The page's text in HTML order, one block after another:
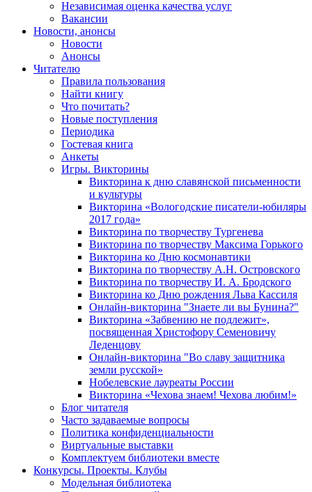
Независимая оценка качества услуг
Вакансии
Новости, анонсы
Новости
Анонсы
Читателю
Правила пользования
Найти книгу
Что почитать?
Новые поступления
Периодика
Гостевая книга
Анкеты
Игры. Викторины
Викторина к дню славянской письменности
и культуры
Викторина «Вологодские писатели-юбиляры
2017 года»
Викторина по творчеству Тургенева
Викторина по творчеству Максима Горького
Викторина ко Дню космонавтики
Викторина по творчеству А.Н. Островского
Викторина по творчеству И. А. Бродского
Викторина ко Дню рождения Льва Кассиля
Онлайн-викторина "Знаете ли вы Бунина?"
Викторина «Забвению не подлежит»,
посвященная Христофору Семеновичу
Леденцову
Онлайн-викторина "Во славу защитника
земли русской»
Нобелевские лауреаты России
Викторина «Чехова знаем! Чехова любим!»
Блог читателя
Часто задаваемые вопросы
Политика конфиденциальности
Виртуальные выставки
Комплектуем библиотеки вместе
Конкурсы. Проекты. Клубы
Модельная библиотека